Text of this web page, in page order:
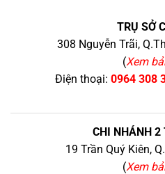
TRỤ SỞ
308 Nguyễn Trãi,
(Xem
Điện thoại: 0964 308
CHI NHÁNH 2
19 Trần Quý Kiên,
(Xem